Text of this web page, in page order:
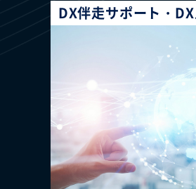
DX伴走サポート・